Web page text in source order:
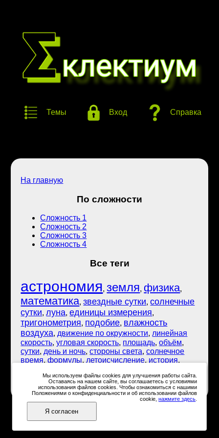
Темы Вход Справка
На главную
По сложности
Сложность 1
Сложность 2
Сложность 3
Сложность 4
Все теги
астрономия,земля, физика,
математика,звездные сутки,солнечные
сутки,луна,единицы измерения,
тригонометрия, подобие, влажность
воздуха, движение по окружности, линейная
скорость,угловая скорость, площадь,объём,
сутки, день и ночь,стороны света,солнечное
время,формулы,летоисчисление, история,
системаМы используем файлы cookies для улучшения работы сайта.
Оставаясь на нашем сайте, вы соглашаетесь с условиями
использования файлов cookies. Чтобы ознакомиться с нашими
Положениями о конфиденциальности и об использовании файлов
cookie,нажмите здесь
Я согласен